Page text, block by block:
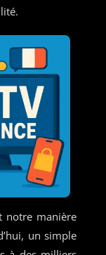
notre manière
un simple